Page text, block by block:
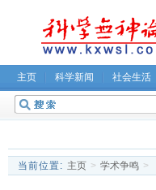
主页 科学新闻 社会生活
无神论坛
当前位置: 主页 > 学术争鸣 >